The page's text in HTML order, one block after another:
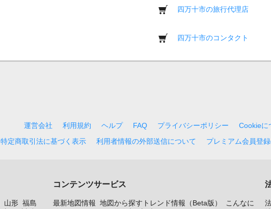
四万十市の旅行代理店
四万十市のコンタクト
運営会社 利用規約 ヘルプ FAQ プライバシーポリシー
Cookieに
特定商取引法に基づく表示 利用者情報の外部送信について プレミアム会員登
山形 福島
コンテンツサービス
最新地図情報 地図から探すトレンド情報（Beta版）
こんなに